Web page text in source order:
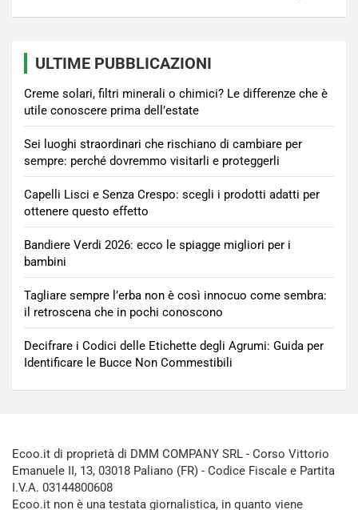
ULTIME PUBBLICAZIONI
Creme solari, filtri minerali o chimici? Le differenze che è
utile conoscere prima dell’estate
Sei luoghi straordinari che rischiano di cambiare per
sempre: perché dovremmo visitarli e proteggerli
Capelli Lisci e Senza Crespo: scegli i prodotti adatti per
ottenere questo effetto
Bandiere Verdi 2026: ecco le spiagge migliori per i
bambini
Tagliare sempre l’erba non è così innocuo come sembra:
il retroscena che in pochi conoscono
Decifrare i Codici delle Etichette degli Agrumi: Guida per
Identificare le Bucce Non Commestibili
Ecoo.it di proprietà di DMM COMPANY SRL - Corso Vittorio
Emanuele II, 13, 03018 Paliano (FR) - Codice Fiscale e Partita
I.V.A. 03144800608
Ecoo.it non è una testata giornalistica, in quanto viene